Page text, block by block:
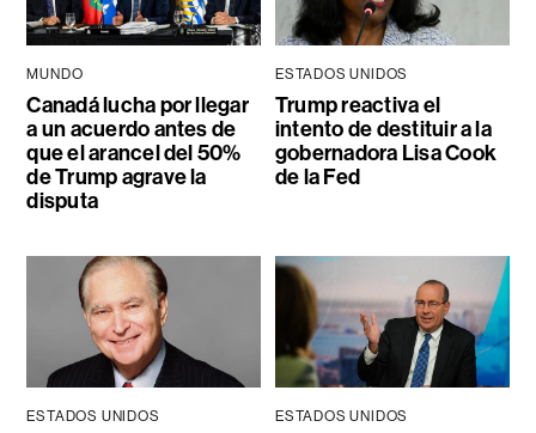
MUNDO
Canadá lucha por llegar
a un acuerdo antes de
que el arancel del 50%
de Trump agrave la
disputa
ESTADOS UNIDOS
Trump reactiva el
intento de destituir a la
gobernadora Lisa Cook
de la Fed
ESTADOS UNIDOS ESTADOS UNIDOS